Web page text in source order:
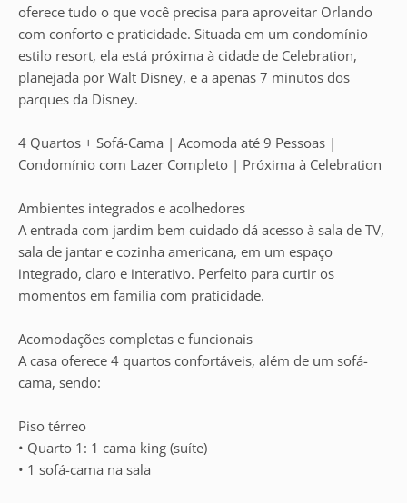
oferece tudo o que você precisa para aproveitar Orlando
com conforto e praticidade. Situada em um condomínio
estilo resort, ela está próxima à cidade de Celebration,
planejada por Walt Disney, e a apenas 7 minutos dos
parques da Disney.
4 Quartos + Sofá-Cama | Acomoda até 9 Pessoas |
Condomínio com Lazer Completo | Próxima à Celebration
Ambientes integrados e acolhedores
A entrada com jardim bem cuidado dá acesso à sala de TV,
sala de jantar e cozinha americana, em um espaço
integrado, claro e interativo. Perfeito para curtir os
momentos em família com praticidade.
Acomodações completas e funcionais
A casa oferece 4 quartos confortáveis, além de um sofá-
cama, sendo:
Piso térreo
• Quarto 1: 1 cama king (suíte)
• 1 sofá-cama na sala